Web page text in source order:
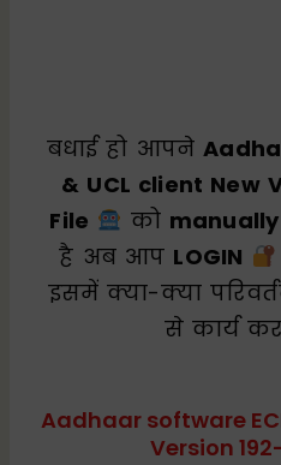
बधाई हो आपने
& UCL client New
File
को manually
है अब आप LOGIN
इसमें क्या-क्या
से कार्य
Aadhaar software
Version